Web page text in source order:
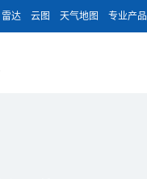
雷达 云图 天气地图 专业产品